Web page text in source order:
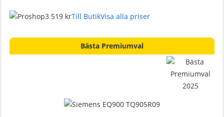
3 519 krTill ButikVisa alla priser
Bästa Premiumval